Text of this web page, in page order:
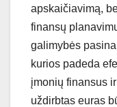
apskaičiavimą,
finansų
galimybės
kurios padeda
įmonių finansus
uždirbtas euras